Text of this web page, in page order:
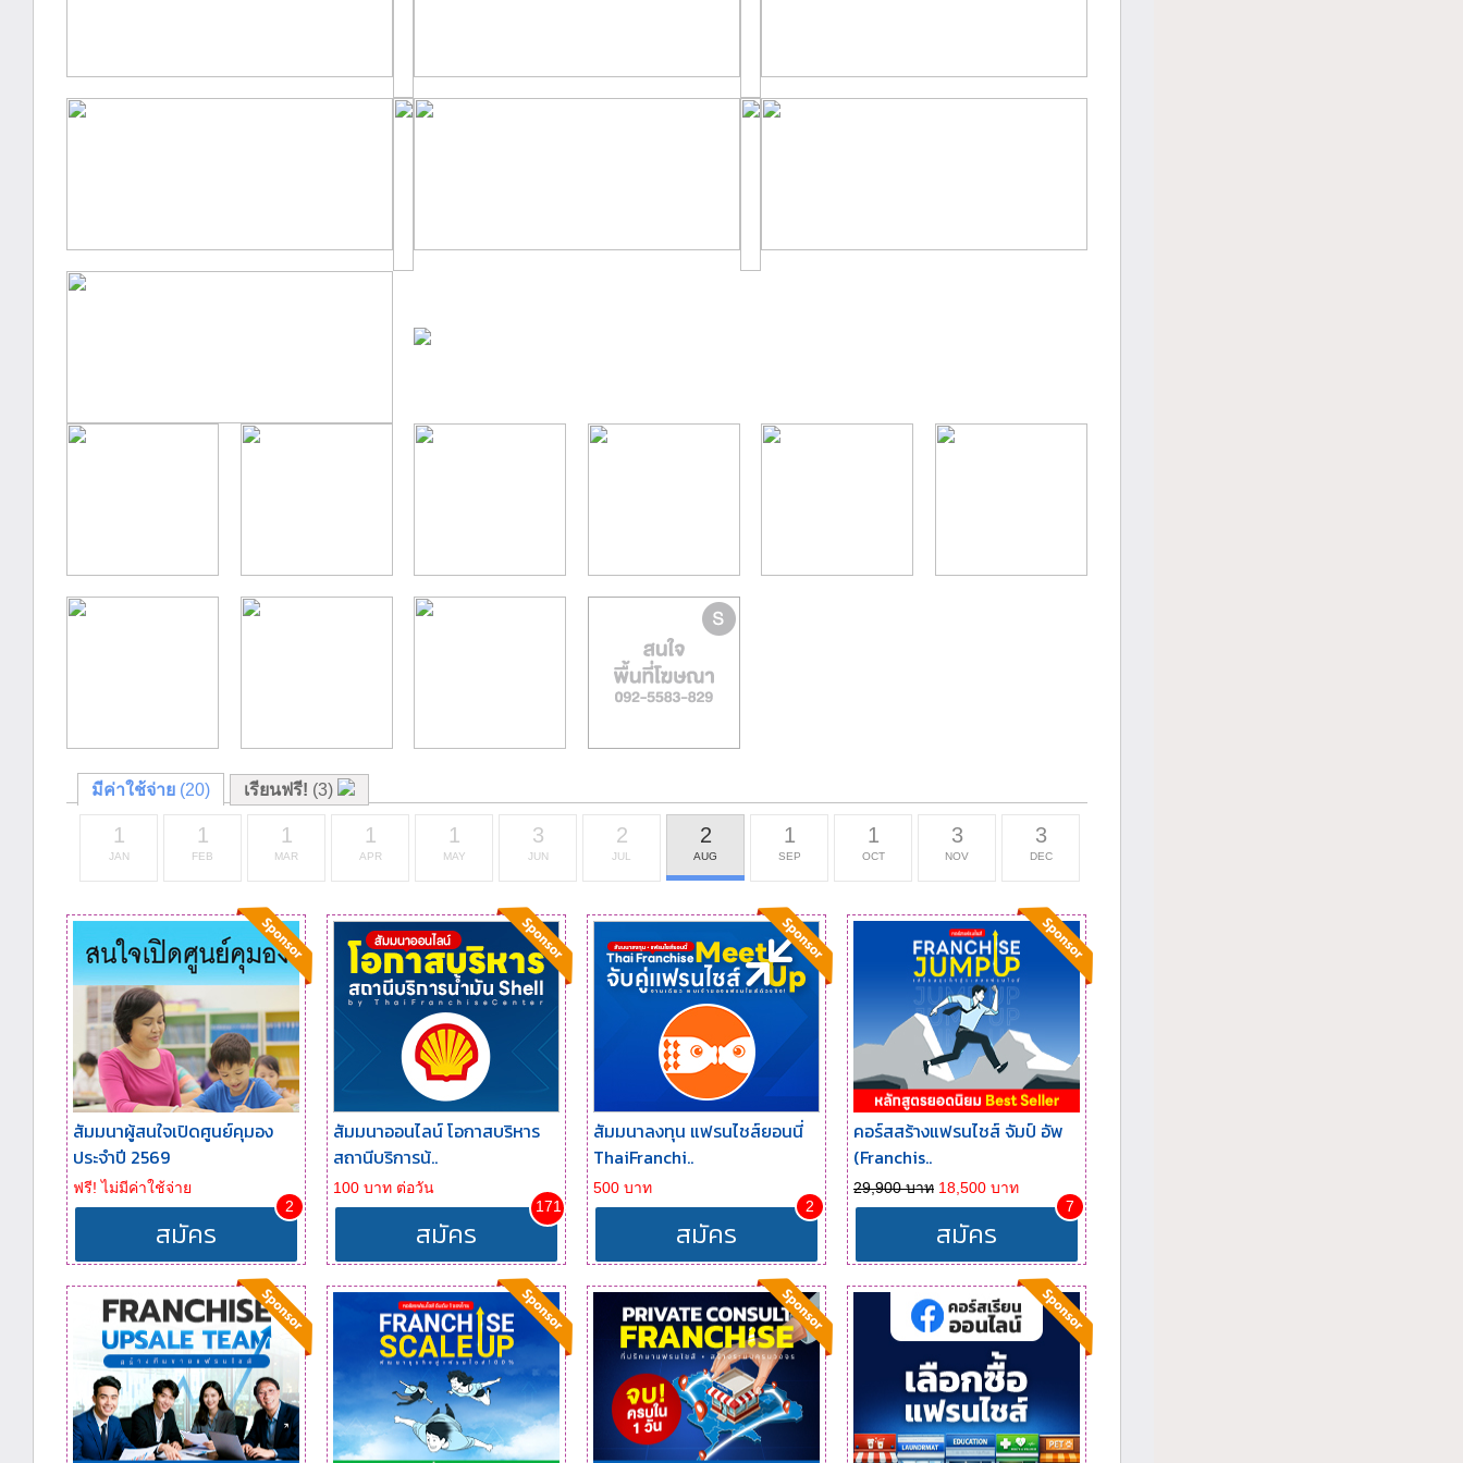
มีค่าใช้จ่าย (20) เรียนฟรี! (3)
1
JAN
1
FEB
1
MAR
1
APR
1
MAY
3
JUN
2
JUL
2
AUG
1
SEP
1
OCT
3
NOV
3
DEC
สัมมนาผู้สนใจเปิดศูนย์คุมอง
ประจำปี 2569
ฟรี! ไม่มีค่าใช้จ่าย
2
สมัคร
สัมมนาออนไลน์ โอกาสบริหาร
สถานีบริการน้..
100 บาท ต่อวัน
171
สมัคร
สัมมนาลงทุน แฟรนไชส์ยอนนี่
ThaiFranchi..
500 บาท
2
สมัคร
คอร์สสร้างแฟรนไชส์ จัมป์ อัพ
(Franchis..
29,900 บาท 18,500 บาท
7
สมัคร